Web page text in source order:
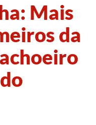
Mais
da